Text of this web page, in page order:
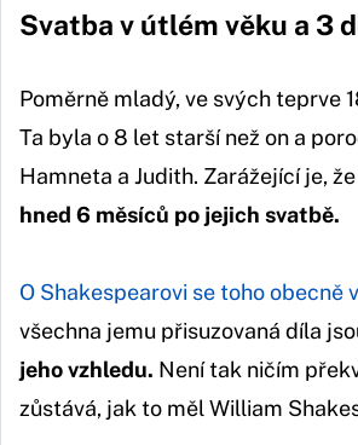
Svatba v útlém věku a 3
Poměrně mladý, ve svých teprve
Ta byla o 8 let starší než on a
Hamneta a Judith. Zarážející je,
hned 6 měsíců po jejich svatbě.
O Shakespearovi se toho obecně
všechna jemu přisuzovaná díla
jeho vzhledu. Není tak ničím
zůstává, jak to měl William